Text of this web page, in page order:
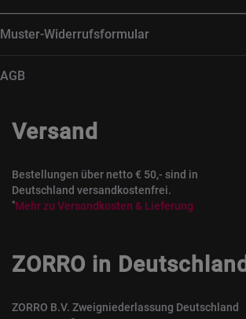
Muster-Widerrufsformular
AGB
Versand
Bestellungen über netto € 50,- sind in
Deutschland versandkostenfrei.
*Mehr zu Versandkosten & Lieferung
ZORRO in Deutschland
ZORRO B.V. Zweigniederlassung Deutschland